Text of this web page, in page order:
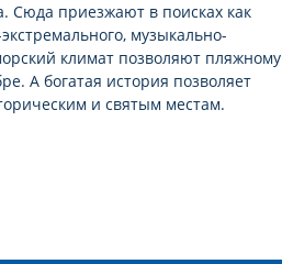
Сюда приезжают в поисках как
музыкально-
климат позволяют пляжному
А богатая история позволяет
и святым местам.